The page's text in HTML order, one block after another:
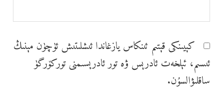
كېيىنكى قېتىم ئىنكاس يازغاندا ئ‍ىشلىتىش ئۈچۈن مېنىڭ
ئ‍ىسىم، ئېلخەت ئادرېس ۋە تور ئادرېسىمنى توركۆرگۈ
ساقلىۋالسۇن.